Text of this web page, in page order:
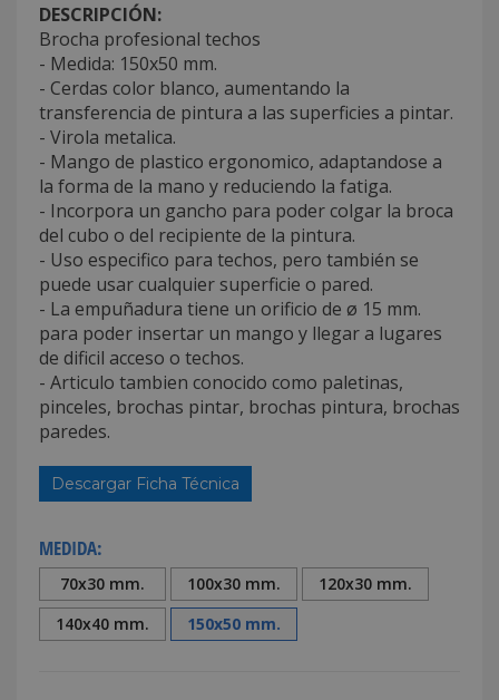
DESCRIPCIÓN:
Brocha profesional techos
- Medida: 150x50 mm.
- Cerdas color blanco, aumentando la
transferencia de pintura a las superficies a pintar.
- Virola metalica.
- Mango de plastico ergonomico, adaptandose a
la forma de la mano y reduciendo la fatiga.
- Incorpora un gancho para poder colgar la broca
del cubo o del recipiente de la pintura.
- Uso especifico para techos, pero también se
puede usar cualquier superficie o pared.
- La empuñadura tiene un orificio de ø 15 mm.
para poder insertar un mango y llegar a lugares
de dificil acceso o techos.
- Articulo tambien conocido como paletinas,
pinceles, brochas pintar, brochas pintura, brochas
paredes.
Descargar Ficha Técnica
MEDIDA:
70x30 mm. 100x30 mm.
120x30 mm.
140x40 mm.
150x50 mm.